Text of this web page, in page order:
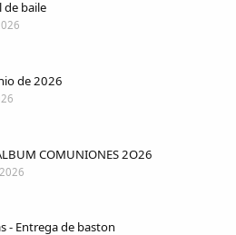
de baile
de 2026
COMUNIONES 2O26
- Entrega de baston